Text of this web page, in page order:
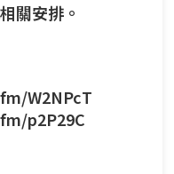
關安排。
W2NPcT
p2P29C